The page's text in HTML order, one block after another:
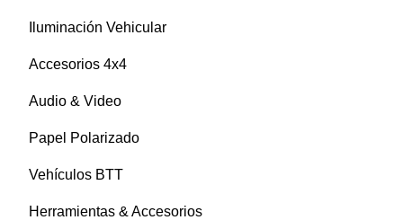
Iluminación Vehicular
Accesorios 4x4
Audio & Video
Papel Polarizado
Vehículos BTT
Herramientas & Accesorios